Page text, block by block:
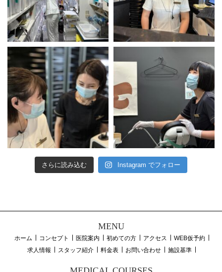
さらに読み込む Instagram でフォロー
MENU
ホーム コンセプト 医院案内 初めての方 アクセス
WEB仮予約
求人情報
スタッフ紹介 料金表 お問い合わせ 施設基準